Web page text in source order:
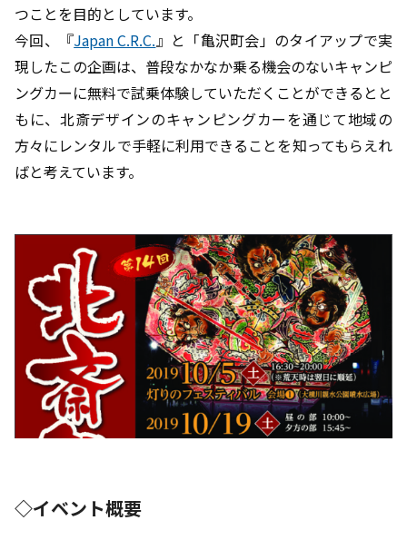
つことを目的としています。
今回、『Japan C.R.C.』と「亀沢町会」のタイアップで実
現したこの企画は、普段なかなか乗る機会のないキャンピ
ングカーに無料で試乗体験していただくことができるとと
もに、北斎デザインのキャンピングカーを通じて地域の
方々にレンタルで手軽に利用できることを知ってもらえれ
ばと考えています。
◇イベント概要